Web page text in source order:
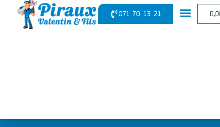
071 70 13 21